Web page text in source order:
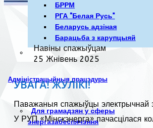
БРРМ
РГА "Белая Русь"
Беларусь адзіная
Барацьба з карупцыяй
Адміністрацыйныя працэдуры
Для грамадзян у сферы
энергазабеспячэння
Навіны спажыўцам
25 Жнівень 2025
УВАГА! ЖУЛIКI!
Паважаныя спажыўцы электрычнай
У РУП «Мінскэнерга» пачасцілася